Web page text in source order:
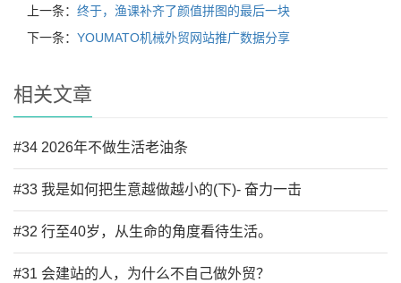
上一条： 终于，渔课补齐了颜值拼图的最后一块
下一条： YOUMATO机械外贸网站推广数据分享
相关文章
#34 2026年不做生活老油条
#33 我是如何把生意越做越小的(下)- 奋力一击
#32 行至40岁，从生命的角度看待生活。
#31 会建站的人，为什么不自己做外贸？